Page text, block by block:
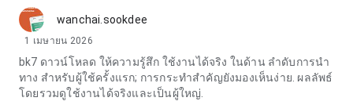
wanchai.sookdee
1 เมษายน 2026
bk7 ดาวน์โหลด ให้ความรู้สึก ใช้งานได้จริง ในด้าน ลำดับการนำ
ทาง สำหรับผู้ใช้ครั้งแรก; การกระทำสำคัญยังมองเห็นง่าย. ผลลัพธ์
โดยรวมดูใช้งานได้จริงและเป็นผู้ใหญ่.